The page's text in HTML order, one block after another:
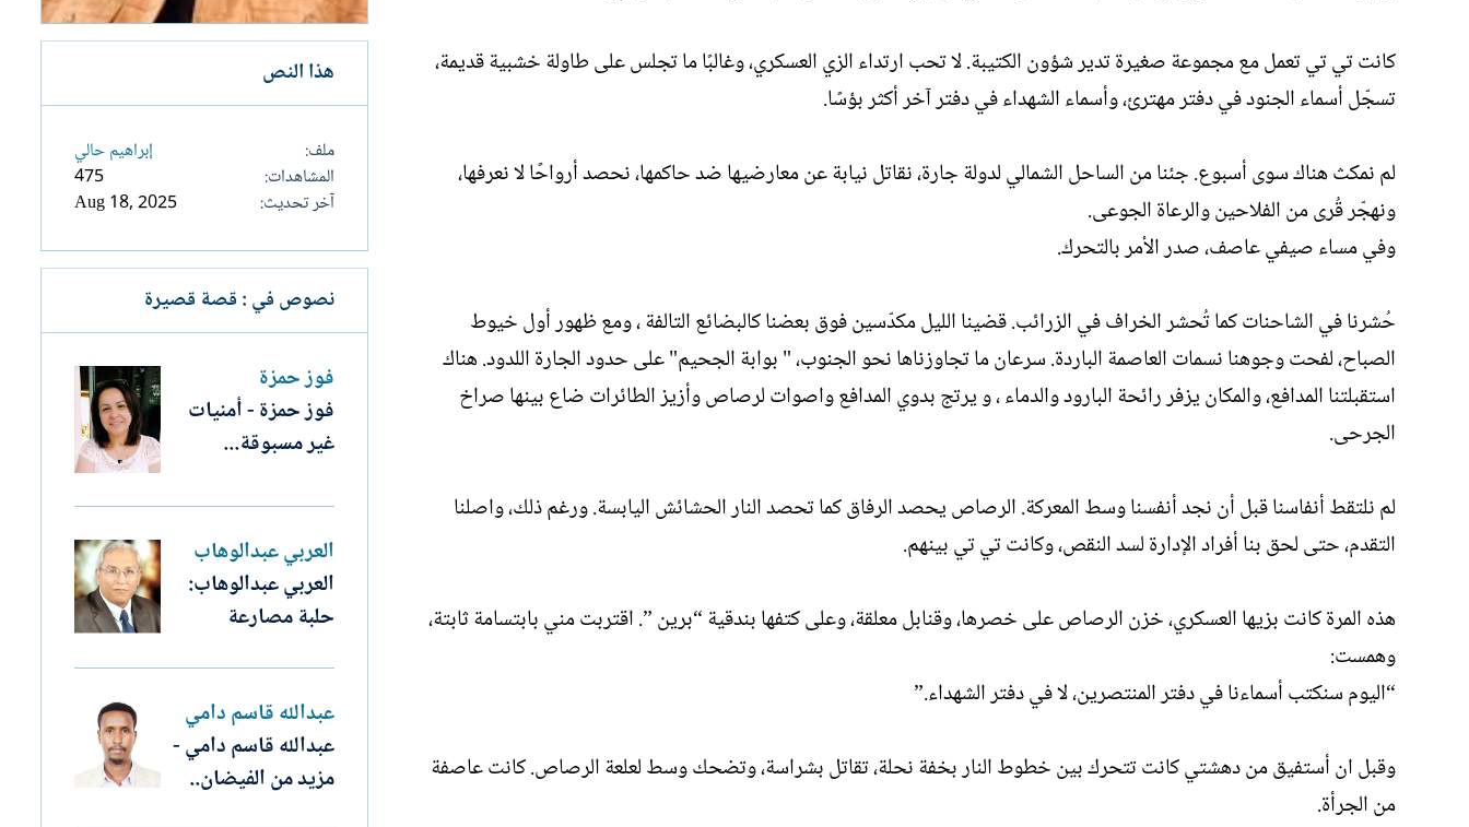
كانت تي تي تعمل مع مجموعة صغيرة تدير شؤون الكتيبة. لا تحب ارتداء الزي العسكري، وغالبًا ما تجلس على طاولة خشبية قديمة،
تسجّل أسماء الجنود في دفتر مهترئ، وأسماء الشهداء في دفتر آخر أكثر بؤسًا.
لم نمكث هناك سوى أسبوع. جئنا من الساحل الشمالي لدولة جارة، نقاتل نيابة عن معارضيها ضد حاكمها، نحصد أرواحًا لا نعرفها،
ونهجّر قُرى من الفلاحين والرعاة الجوعى.
وفي مساء صيفي عاصف، صدر الأمر بالتحرك.
حُشرنا في الشاحنات كما تُحشر الخراف في الزرائب. قضينا الليل مكدّسين فوق بعضنا كالبضائع التالفة ، ومع ظهور أول خيوط
الصباح، لفحت وجوهنا نسمات العاصمة الباردة. سرعان ما تجاوزناها نحو الجنوب، " بوابة الجحيم" على حدود الجارة اللدود. هناك
استقبلتنا المدافع، والمكان يزفر رائحة البارود والدماء ، و يرتج بدوي المدافع واصوات لرصاص وأزيز الطائرات ضاع بينها صراخ
الجرحى.
لم نلتقط أنفاسنا قبل أن نجد أنفسنا وسط المعركة. الرصاص يحصد الرفاق كما تحصد النار الحشائش اليابسة. ورغم ذلك، واصلنا
التقدم، حتى لحق بنا أفراد الإدارة لسد النقص، وكانت تي تي بينهم.
هذه المرة كانت بزيها العسكري، خزن الرصاص على خصرها، وقنابل معلقة، وعلى كتفها بندقية “برين ”. اقتربت مني بابتسامة ثابتة،
وهمست:
“اليوم سنكتب أسماءنا في دفتر المنتصرين، لا في دفتر الشهداء.”
وقبل ان أستفيق من دهشتي كانت تتحرك بين خطوط النار بخفة نحلة، تقاتل بشراسة، وتضحك وسط لعلعة الرصاص. كانت عاصفة
من الجرأة.
هذا النص
ملف
إبراهيم حالي
المشاهدات
475
آخر تحديث
Aug 18, 2025
نصوص في : قصة قصيرة
فوز حمزة
فوز حمزة - أمنيات
غير مسبوقة...
العربي عبدالوهاب
العربي عبدالوهاب:
حلبة مصارعة
عبدالله قاسم دامي
عبدالله قاسم دامي -
مزيد من الفيضان..